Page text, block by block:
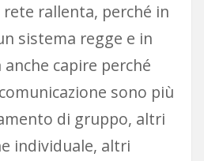
rete rallenta, perché in
sistema regge e in
capire perché
sono più
di gruppo, altri
individuale, altri